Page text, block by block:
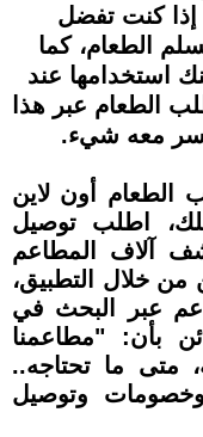
إذا كنت تفضل
الطعام، كما
استخدامها عند
الطعام عبر هذا
معه شيء.
الطعام أون لاين
اطلب توصيل
آلاف المطاعم
من خلال التطبيق،
عبر البحث في
بأن: "مطاعمنا
متى ما تحتاجه..
وتوصيل